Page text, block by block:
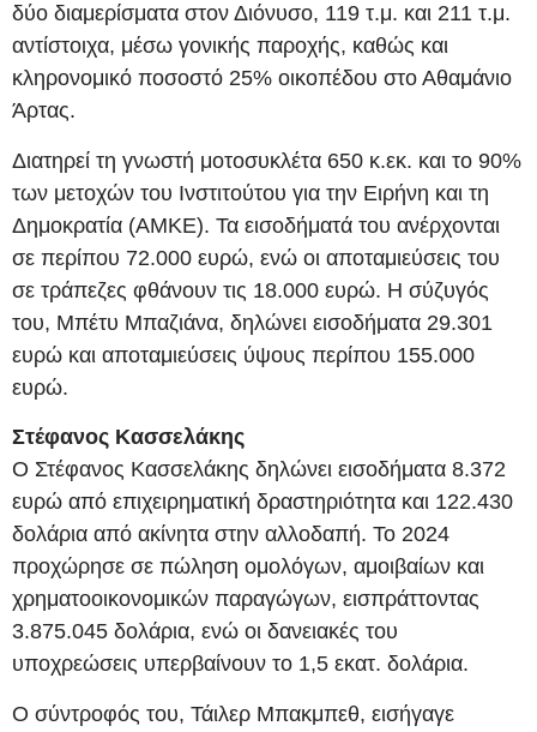
δύο διαμερίσματα στον Διόνυσο, 119 τ.μ. και 211 τ.μ.
αντίστοιχα, μέσω γονικής παροχής, καθώς και
κληρονομικό ποσοστό 25% οικοπέδου στο Αθαμάνιο
Άρτας.
Διατηρεί τη γνωστή μοτοσυκλέτα 650 κ.εκ. και το 90%
των μετοχών του Ινστιτούτου για την Ειρήνη και τη
Δημοκρατία (ΑΜΚΕ). Τα εισοδήματά του ανέρχονται
σε περίπου 72.000 ευρώ, ενώ οι αποταμιεύσεις του
σε τράπεζες φθάνουν τις 18.000 ευρώ. Η σύζυγός
του, Μπέτυ Μπαζιάνα, δηλώνει εισοδήματα 29.301
ευρώ και αποταμιεύσεις ύψους περίπου 155.000
ευρώ.
Στέφανος Κασσελάκης
Ο Στέφανος Κασσελάκης δηλώνει εισοδήματα 8.372
ευρώ από επιχειρηματική δραστηριότητα και 122.430
δολάρια από ακίνητα στην αλλοδαπή. Το 2024
προχώρησε σε πώληση ομολόγων, αμοιβαίων και
χρηματοοικονομικών παραγώγων, εισπράττοντας
3.875.045 δολάρια, ενώ οι δανειακές του
υποχρεώσεις υπερβαίνουν το 1,5 εκατ. δολάρια.
Ο σύντροφός του, Τάιλερ Μπακμπεθ, εισήγαγε